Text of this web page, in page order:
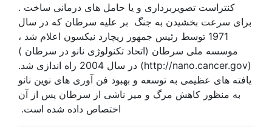
کنتراست تصویربرداری و یا حامل های درمانی ساخت .
برای سرعت بخشیدن به جنگ بر علیه سرطان که در سال
1971 توسط رئیس جمهور ریچارد نیکسون اعلام شد ،
موسسه ملی سرطان (اتحاد تکنولوژی نانو در سرطان )
(http://nano.cancer.gov) در سال 2004 راه اندازی شد.
یافته های عظیمی به توسعه و بهبود فن آوری های نوین نانو
به منظور کاهش مرگ و میر ناشی از سرطان پس از آن
اختصاص داده شده است.